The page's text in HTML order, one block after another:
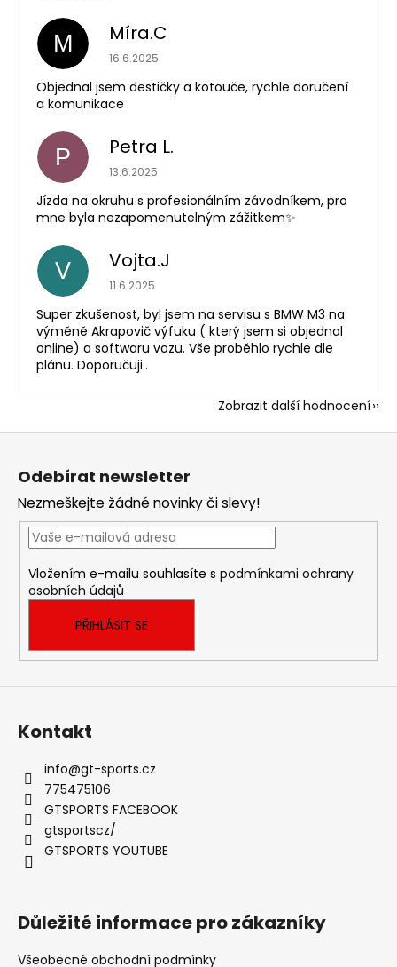
M Míra.C
Hodnocení obchodu je 5 z 5 hvězdiček.
16.6.2025
Objednal jsem destičky a kotouče, rychle doručení
a komunikace
P Petra L.
Hodnocení obchodu je 5 z 5 hvězdiček.
13.6.2025
Jízda na okruhu s profesionálním závodníkem, pro
mne byla nezapomenutelným zážitkem✨
V Vojta.J
Hodnocení obchodu je 5 z 5 hvězdiček.
11.6.2025
Super zkušenost, byl jsem na servisu s BMW M3 na
výměně Akrapovič výfuku ( který jsem si objednal
online) a softwaru vozu. Vše proběhlo rychle dle
plánu. Doporučuji..
Zobrazit další hodnocení
Z
Odebírat newsletter
Nezmeškejte žádné novinky či slevy!
Vložením e-mailu souhlasíte s podmínkami ochrany
osobních údajů
PŘIHLÁSIT SE
Kontakt
info@gt-sports.cz
775475106
GTSPORTS FACEBOOK
gtsportscz/
GTSPORTS YOUTUBE
Důležité informace pro zákazníky
Všeobecné obchodní podmínky